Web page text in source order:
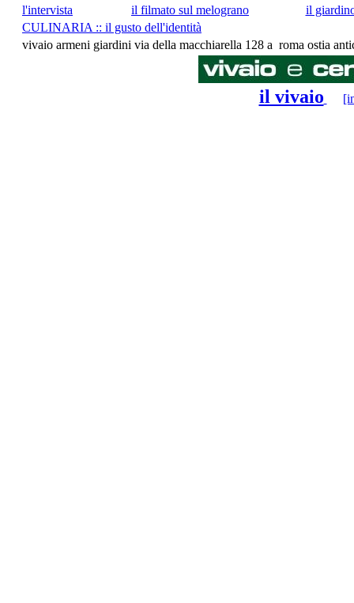
l'intervista il filmato sul melograno
il
CULINARIA :: il gusto dell'identità
vivaio armeni giardini via della macchiarella 128 a roma ostia
il vivaio